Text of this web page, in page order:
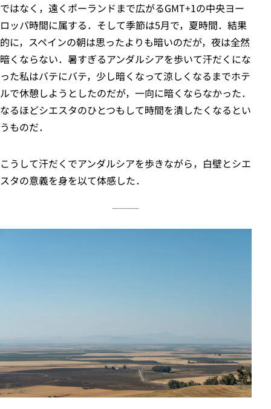
ではなく，遠くポーランドまで広がるGMT+1の中央ヨー
ロッパ時間に属する．そして季節は5月で，夏時間．結果
的に，スペインの朝は思ったよりも暗いのだが，夜は全然
暗くならない．暑すぎるアンダルシアを歩いて汗だくにな
った私はバテにバテ，少し暗くなって涼しくなるまでホテ
ルで休憩しようとしたのだが，一向に暗くならなかった．
なるほどシエスタのひとつもして時間を潰したくなるとい
うものだ．
こうして汗だくでアンダルシアを歩きながら，白壁とシエ
スタの意義を身を以て体感した．